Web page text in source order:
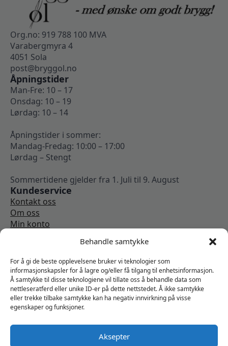
Behandle samtykke
For å gi de beste opplevelsene bruker vi teknologier som
informasjonskapsler for å lagre og/eller få tilgang til enhetsinformasjon.
Å samtykke til disse teknologiene vil tillate oss å behandle data som
nettleseratferd eller unike ID-er på dette nettstedet. Å ikke samtykke
eller trekke tilbake samtykke kan ha negativ innvirkning på visse
egenskaper og funksjoner.
Aksepter
Org.no: 919 788 100 MVA
Varabergmyra 4
4051 Sola
post@bryggol.no
Åpningstider
Man-Fre: 10 – 17
Onsdag: 10 – 19
Lørdag: 10 – 14
Åpningstider i sommer:
Mandag-Fredag: 10:00 – 17:00
Lørdag – Stengt
Sommertidene gjelder fra 1. Juli til 9. August
Kundeservice
Kontakt oss
Om oss
Min konto
Vi er sosiale